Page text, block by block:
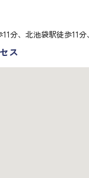
分、北池袋駅徒歩11
ス